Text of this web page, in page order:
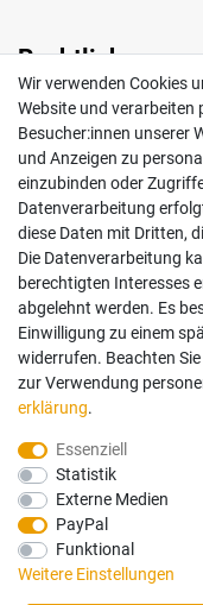
Rechtliches
Impressum
AGB
Widerrufsrecht
Datenschutz
Vertrag widerrufen
Mein Konto
Anmelden
Registrieren
Bezahlung und
Wir bieten Ihnen viele
Wir verwenden Cookies
Website und verarbeiten
Besucher:innen unserer
und Anzeigen zu
einzubinden oder
Datenverarbeitung
diese Daten mit Dritten,
Die Datenverarbeitung
berechtigten Interesses
abgelehnt werden. Es
Einwilligung zu einem
widerrufen. Beachten
zur Verwendung
erklärung.
Essenziell
Statistik
Externe Medien
PayPal
Funktional
Weitere Einstellungen